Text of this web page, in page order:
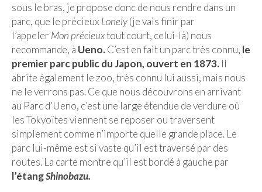
Restos vietnamiens
sous le bras, je propose donc de nous rendre dans un
parc, que le précieux Lonely(je vais finir par
l’appeler Mon précieuxtout court, celui-là) nous
recommande, à Ueno.C’est en fait un parc très connu, le
premier parc public du Japon, ouvert en 1873. Il
abrite également le zoo, très connu lui aussi, mais nous
ne le verrons pas. Ce que nous découvrons en arrivant
au Parc d’Ueno, c’est une large étendue de verdure où
les Tokyoïtes viennent se reposer ou traversent
simplement comme n’importe quelle grande place. Le
parc lui-même est si vaste qu’il est traversé par des
routes. La carte montre qu’il est bordé à gauche par
l’étangShinobazu.